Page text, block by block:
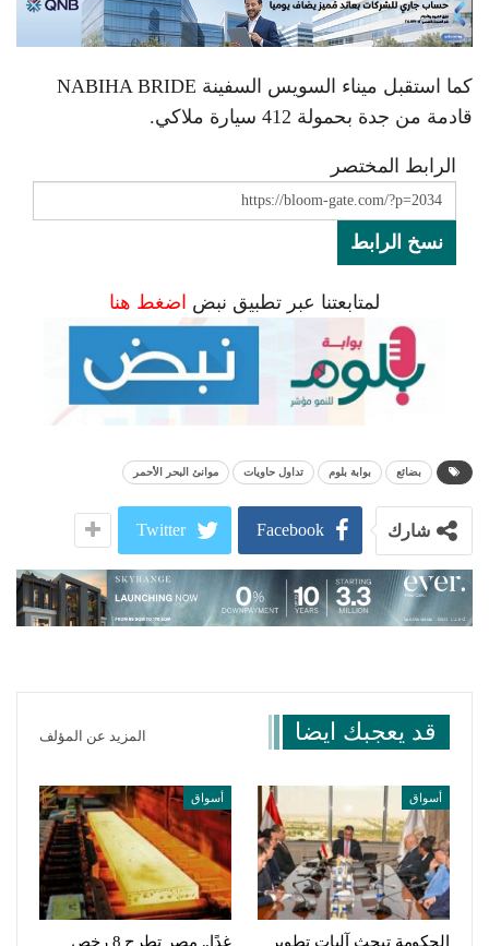
كما استقبل ميناء السويس السفينة NABIHA BRIDE
قادمة من جدة بحمولة 412 سيارة ملاكي.
الرابط المختصر
نسخ الرابط
لمتابعتنا عبر تطبيق نبض اضغط هنا
بضائع بوابة بلوم تداول حاويات موانئ البحر الأحمر
شارك Facebook
Twitter
قد يعجبك ايضا المزيد عن المؤلف
أسواق
الحكومة تبحث آليات تطوير
أسواق
غدًا.. مصر تطرح 8 رخص